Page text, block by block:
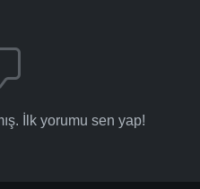
İlk yorumu sen yap!